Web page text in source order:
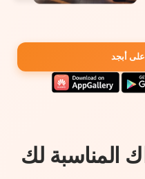
أبجد
المناسبة لك